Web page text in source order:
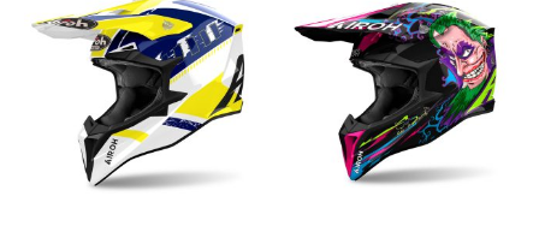
wariantów.
Opcje
można
wybrać
na
Opcje
można
wybrać
na
produktu